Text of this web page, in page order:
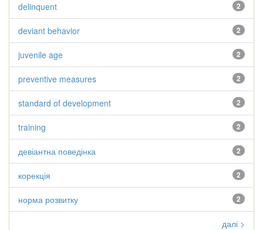
2
delinquent
2
deviant behavior
2
juvenile age
2
preventive measures
2
standard of development
2
training
2
девіантна поведінка
2
корекція
2
норма розвитку
далі >